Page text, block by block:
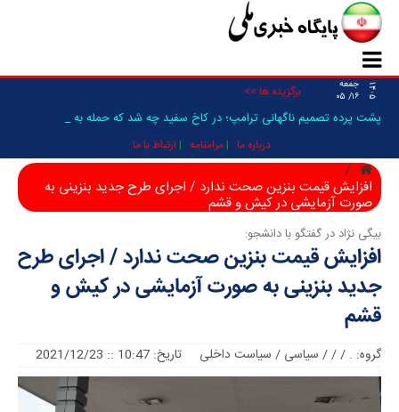
۱۴۰۵
جمعه
۱۶/ ۰۵
برگزیده ها >>
پشت پرده تصمیم ناگهانی ترامپ؛ در کاخ سفید چه شد که حمله به ایرا_
درباره ما مرامنامه ارتباط با ما
افزایش قیمت بنزین صحت ندارد / اجرای طرح جدید بنزینی به
صورت آزمایشی در کیش و قشم
بیگی نژاد در گفتگو با دانشجو:
افزایش قیمت بنزین صحت ندارد / اجرای طرح
جدید بنزینی به صورت آزمایشی در کیش و
قشم
گروه: .
/
/
/ سیاسی / سیاست داخلی تاریخ: 10:47 :: 2021/12/23